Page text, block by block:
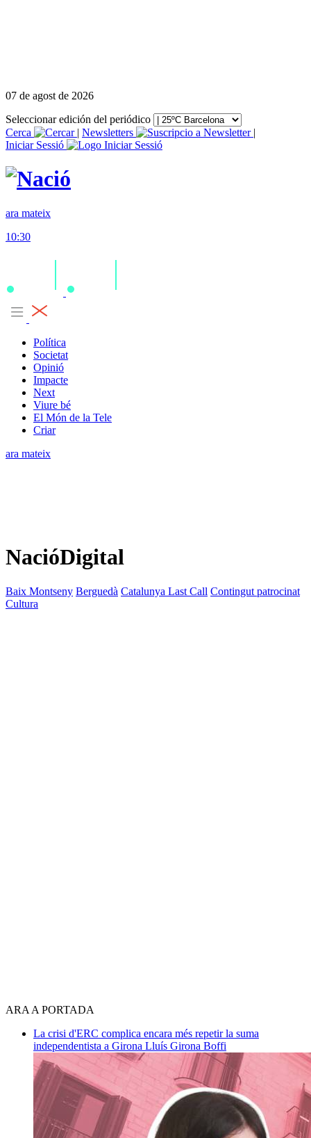
07 de agost de 2026
Seleccionar edición del periódico
Cerca
| Newsletters
|
Iniciar Sessió
ara mateix
10:30
Política
Societat
Opinió
Impacte
Next
Viure bé
El Món de la Tele
Criar
ara mateix
NacióDigital
Baix Montseny Berguedà Catalunya Last Call Contingut patrocinat
Cultura
ARA A PORTADA
La crisi d'ERC complica encara més repetir la suma
independentista a Girona Lluís Girona Boffi